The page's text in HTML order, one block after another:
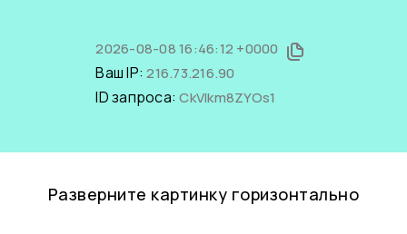
2026-08-08 16:46:12 +0000
Ваш IP:216.73.216.90
ID запроса:CkVlkm8ZYOs1
Разверните картинку горизонтально